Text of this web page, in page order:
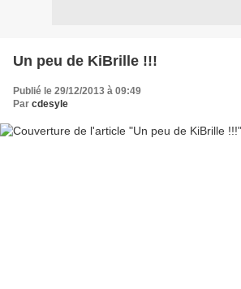
Un peu de KiBrille !!!
Publié le 29/12/2013 à 09:49
Par cdesyle